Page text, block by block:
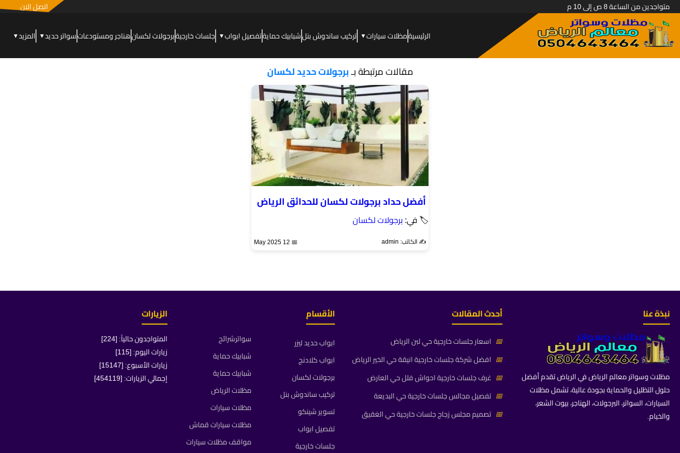
متواجدين من الساعة 8 ص إلى 10 م اتصل الان
الرئيسيةمظلات سيارات▼ تركيب ساندوش بنلشبابيك حمايةتفصيل ابواب▼ جلسات خارجيةبرجولات لكسانهناجر ومستودعاتسواتر حديد▼ المزيد▼
مقالات مرتبطة بـبرجولات حديد لكسان
أفضل حداد برجولات لكسان للحدائق الرياض
🏷 في: برجولات لكسان
✍️ الكاتب: admin 📅 12 May 2025
نبذة عنا
مظلات وسواتر معالم الرياض في الرياض تقدم أفضل
حلول التظليل والحماية بجودة عالية، تشمل مظلات
السيارات، السواتر، البرجولات، الهناجر، بيوت الشعر،
والخيام.
أحدث المقالات
📅 اسعار جلسات خارجية حي لبن الرياض
📅 افضل شركة جلسات خارجية انيقة حي الخير الرياض
📅 غرف جلسات خارجية احواش فلل حي العارض
📅 تفصيل مجالس جلسات خارجية حي البديعة
📅 تصميم مجلس زجاج جلسات خارجية حي الغقيق
الأقسام
ابواب حديد ليزر
ابواب كلادنج
برجولات لكسان
تركيب ساندوش بنل
تسوير شينكو
تفصيل ابواب
جلسات خارجية
سواترشرائح
شبابيك حماية
شبابيك حماية
مظلات الرياض
مظلات سيارات
مظلات سيارات قماش
مواقف مظلات سيارات
الزيارات
المتواجدون حالياً: [224]
زيارات اليوم: [115]
زيارات الأسبوع: [15147]
إجمالي الزيارات: [454119]